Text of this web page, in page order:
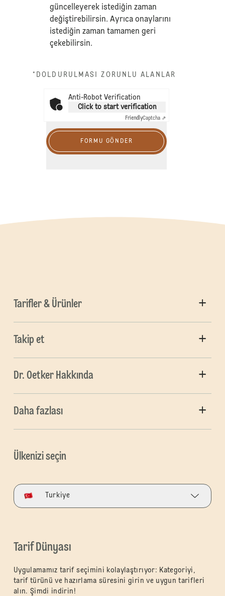
güncelleyerek istediğin zaman
değiştirebilirsin. Ayrıca onaylarını
istediğin zaman tamamen geri
çekebilirsin.
*DOLDURULMASI ZORUNLU ALANLAR
Anti-Robot Verification
Click to start verification
FriendlyCaptcha ⇗
FORMU GÖNDER
Tarifler & Ürünler
Takip et
Dr. Oetker Hakkında
Daha fazlası
Ülkenizi seçin
Turkiye
Tarif Dünyası
Uygulamamız tarif seçimini kolaylaştırıyor: Kategoriyi,
tarif türünü ve hazırlama süresini girin ve uygun tarifleri
alın. Şimdi indirin!